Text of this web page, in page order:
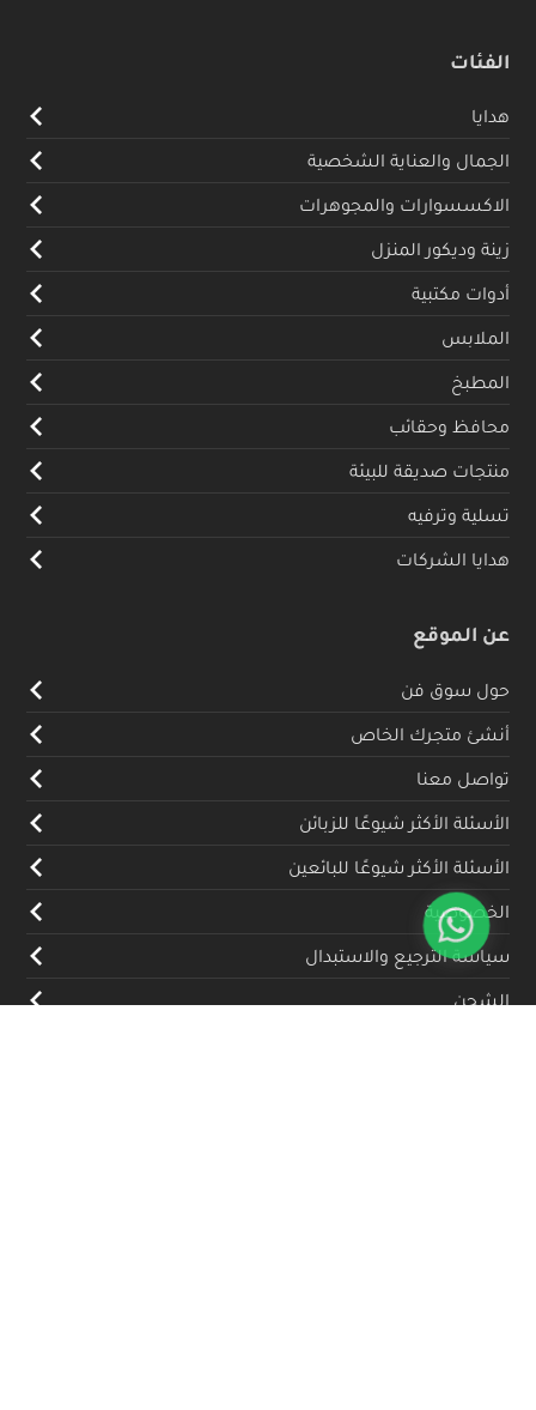
الفئات
هدايا
الجمال والعناية الشخصية
الاكسسوارات والمجوهرات
زينة وديكور المنزل
أدوات مكتبية
الملابس
المطبخ
محافظ وحقائب
منتجات صديقة للبيئة
تسلية وترفيه
هدايا الشركات
عن الموقع
حول سوق فن
أنشئ متجرك الخاص
تواصل معنا
الأسئلة الأكثر شيوعًا للزبائن
الأسئلة الأكثر شيوعًا للبائعين
الخصوصية
سياسة الترجيع والاستبدال
الشحن